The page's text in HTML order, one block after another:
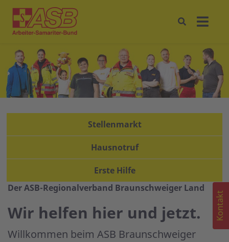
Stellenmarkt
Hausnotruf
Erste Hilfe
Der ASB-Regionalverband Braunschweiger Land
Wir helfen hier und jetzt.
Willkommen beim ASB Braunschweiger
Kontakt